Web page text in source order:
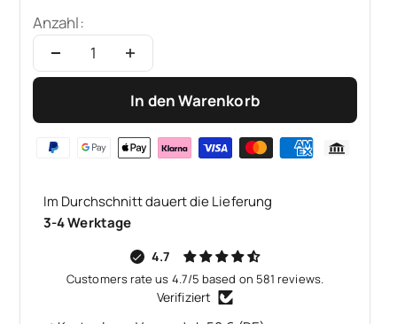
Anzahl:
In den Warenkorb
Im Durchschnitt dauert die Lieferung
3-4 Werktage
4.7
Customers rate us 4.7/5 based on 581 reviews.
Verifiziert